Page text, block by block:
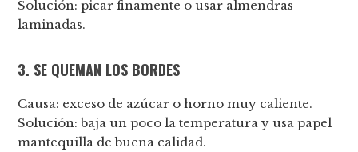
Solución: picar finamente o usar almendras
laminadas.
3. SE QUEMAN LOS BORDES
Causa: exceso de azúcar o horno muy caliente.
Solución: baja un poco la temperatura y usa papel
mantequilla de buena calidad.